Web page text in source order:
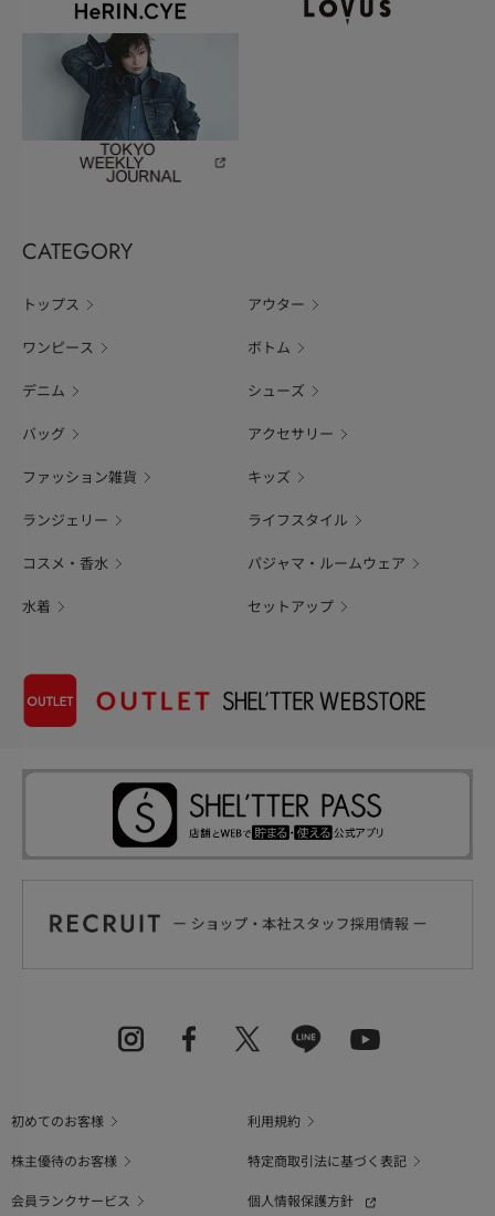
CATEGORY
トップス アウター
ワンピース ボトム
デニム シューズ
バッグ アクセサリー
ファッション雑貨 キッズ
ランジェリー ライフスタイル
コスメ・香水 パジャマ・ルームウェア
水着 セットアップ
初めてのお客様
利用規約
株主優待のお客様
特定商取引法に基づく表記
会員ランクサービス
個人情報保護方針